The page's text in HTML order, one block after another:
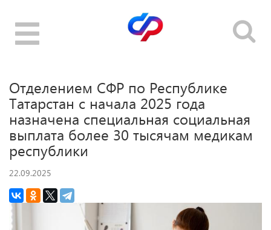
Toggle
navigation
Отделением СФР по Республике
Татарстан с начала 2025 года
назначена специальная социальная
выплата более 30 тысячам медикам
республики
22.09.2025